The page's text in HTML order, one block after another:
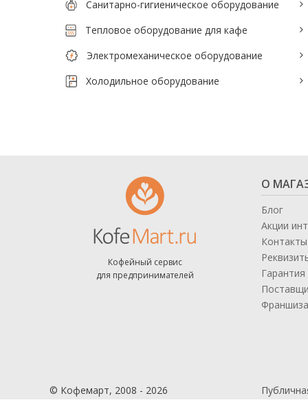
Санитарно-гигиеническое оборудование
Тепловое оборудование для кафе
Электромеханическое оборудование
Холодильное оборудование
Кофейный сервис
для предпринимателей
О
Блог
Акции
Контакты
Гарантия
Франшиза
© Кофемарт, 2008 - 2026